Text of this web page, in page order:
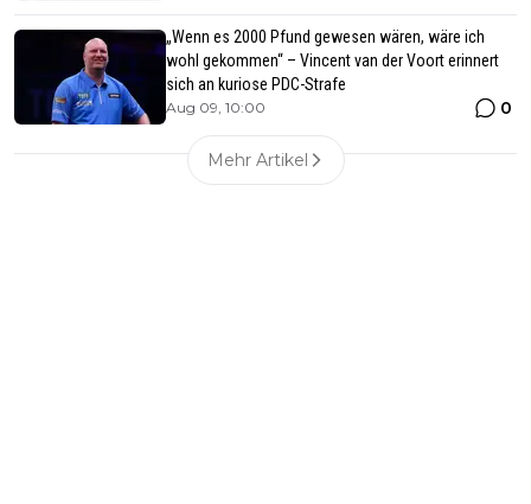
„Wenn es 2000 Pfund gewesen wären, wäre ich
wohl gekommen“ – Vincent van der Voort erinnert
sich an kuriose PDC-Strafe
Aug 09, 10:00 0
Mehr Artikel